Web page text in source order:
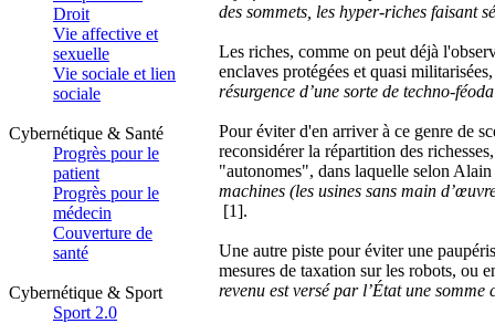
Droit
Vie affective et
sexuelle
Vie sociale et lien
sociale
Cybernétique & Santé
Progrès pour le
patient
Progrès pour le
médecin
Couverture de
santé
Cybernétique & Sport
Sport 2.0
des sommets, les hyper-riches faisant
Les riches, comme on peut déjà
enclaves protégées et quasi
résurgence d’une sorte de techno-
Pour éviter d'en arriver à ce genre de
reconsidérer la répartition des
"autonomes", dans laquelle selon
machines (les usines sans main
[1].
Une autre piste pour éviter une
mesures de taxation sur les robots, ou
revenu est versé par l’État une somme